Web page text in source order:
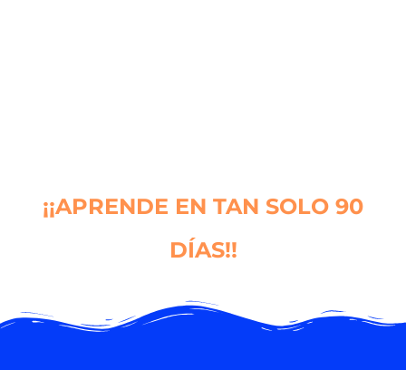
¡¡APRENDE EN TAN SOLO 90
DÍAS!!